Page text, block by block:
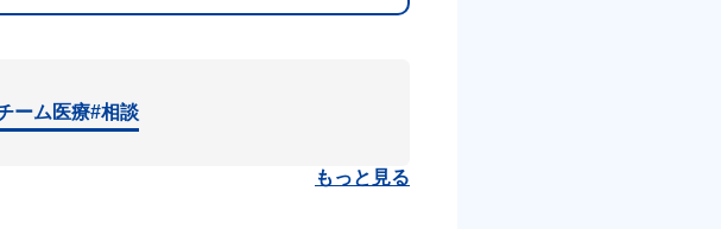
ーム医療#相談
もっと見る